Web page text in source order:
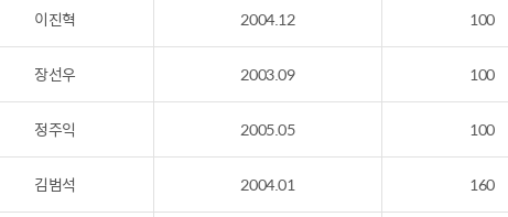
이진혁 2004.12 100
장선우 2003.09 100
정주익 2005.05 100
김범석 2004.01 160